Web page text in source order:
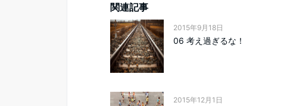
関連記事
2015年9月18日
06 考え過ぎるな！
2015年12月1日